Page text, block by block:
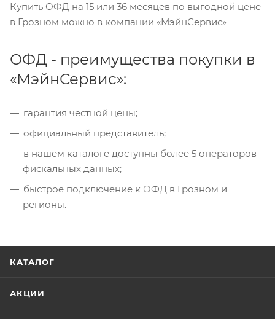
Купить ОФД на 15 или 36 месяцев по выгодной цене
в Грозном можно в компании «МэйнСервис»
ОФД - преимущества покупки в
«МэйнСервис»:
гарантия честной цены;
официальный представитель;
в нашем каталоге доступны более 5 операторов
фискальных данных;
быстрое подключение к ОФД в Грозном и
регионы.
КАТАЛОГ
АКЦИИ